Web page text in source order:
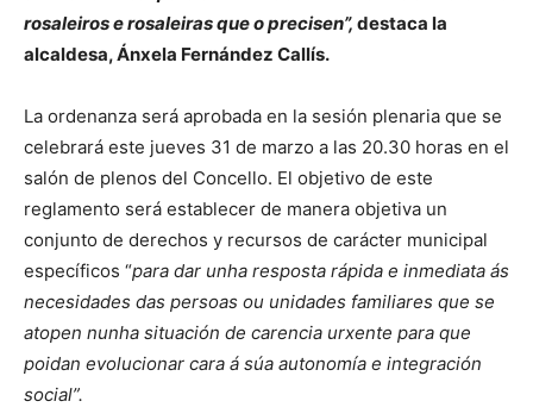
rosaleiros e rosaleiras que o precisen”, destaca la
alcaldesa, Ánxela Fernández Callís.
La ordenanza será aprobada en la sesión plenaria que se
celebrará este jueves 31 de marzo a las 20.30 horas en el
salón de plenos del Concello. El objetivo de este
reglamento será establecer de manera objetiva un
conjunto de derechos y recursos de carácter municipal
específicos “para dar unha resposta rápida e inmediata ás
necesidades das persoas ou unidades familiares que se
atopen nunha situación de carencia urxente para que
poidan evolucionar cara á súa autonomía e integración
social”.